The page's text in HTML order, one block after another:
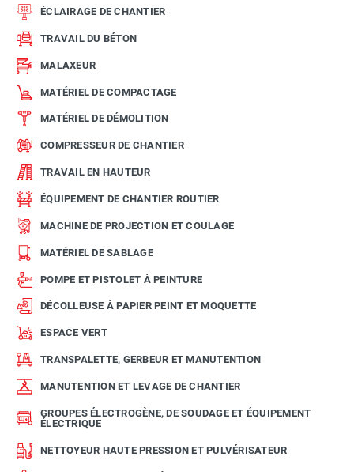
ÉCLAIRAGE DE CHANTIER
TRAVAIL DU BÉTON
MALAXEUR
MATÉRIEL DE COMPACTAGE
MATÉRIEL DE DÉMOLITION
COMPRESSEUR DE CHANTIER
TRAVAIL EN HAUTEUR
ÉQUIPEMENT DE CHANTIER ROUTIER
MACHINE DE PROJECTION ET COULAGE
MATÉRIEL DE SABLAGE
POMPE ET PISTOLET À PEINTURE
DÉCOLLEUSE À PAPIER PEINT ET MOQUETTE
ESPACE VERT
TRANSPALETTE, GERBEUR ET MANUTENTION
MANUTENTION ET LEVAGE DE CHANTIER
GROUPES ÉLECTROGÈNE, DE SOUDAGE ET ÉQUIPEMENT
ÉLECTRIQUE
NETTOYEUR HAUTE PRESSION ET PULVÉRISATEUR